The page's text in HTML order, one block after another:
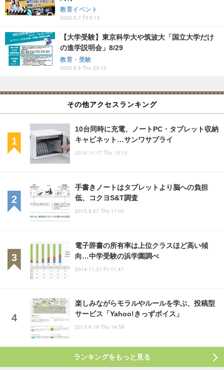
教育イベント
2026.8.7 Fri 0:15
【大学受験】東京科学大や筑波大「国立大学だけ
の進学説明会」8/29
教育・受験
2026.8.6 Thu 23:15
その他アクセスランキング
10台同時に充電、ノートPC・タブレット収納
キャビネット…サンワサプライ
2016.11.17 Thu 13:15
手書きノートはタブレットより脳への負担
低、コクヨS&T調査
2015.8.27 Thu 11:00
電子辞書の所有率は上位クラスほど高い傾
向…中学受験の浜学園調べ
2014.11.21 Fri 11:47
楽しみながらモラルやルールを学ぶ、投稿型
サービス「Yahoo!きっずボイス」
2013.9.19 Thu 14:59
ランキングをもっと見る